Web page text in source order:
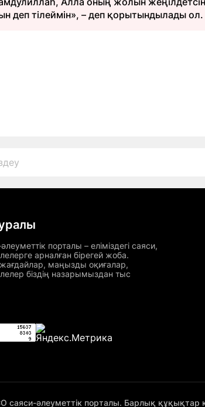
деп тілеймін», – деп қорытындылады ол.
порталы – еліміздегі саяси,
арналған бірегей жоба.
жағдайлар, маңызды оқиғалар,
біздің назарымыздан тыс
саяси-әлеуметтік порталы. Барлық құқықтар